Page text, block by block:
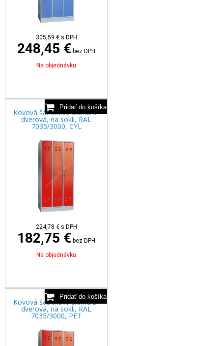
305,59 € s DPH
248,45 € bez DPH
Na objednávku
Kovová šatníková skriňa 3-
dverová, na sokli, RAL
7035/3000, CYL
224,78 € s DPH
182,75 € bez DPH
Na objednávku
Kovová šatníková skriňa 3-
dverová, na sokli, RAL
7035/3000, PET